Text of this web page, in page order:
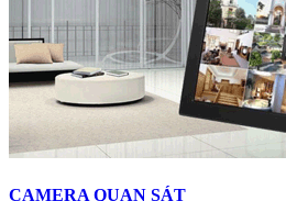
CAMERA QUAN SÁT